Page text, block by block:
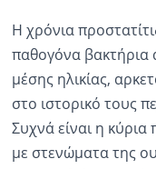
Η χρόνια
παθογόνα βακτήρια
μέσης ηλικίας,
στο ιστορικό τους
Συχνά είναι η
με στενώματα της